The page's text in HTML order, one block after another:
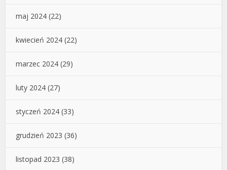
maj 2024 (22)
kwiecień 2024 (22)
marzec 2024 (29)
luty 2024 (27)
styczeń 2024 (33)
grudzień 2023 (36)
listopad 2023 (38)